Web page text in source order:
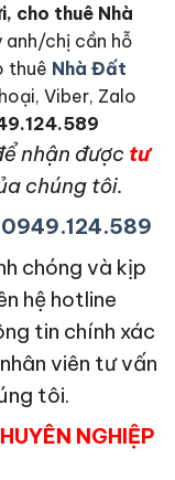
cho thuê Nhà
anh/chị cần hỗ
thuê Nhà Đất
Viber, Zalo
nhận được tư
chúng tôi.
0949.124.589
chóng và kịp
hệ hotline
tin chính xác
viên tư vấn
tôi.
NGHIỆP